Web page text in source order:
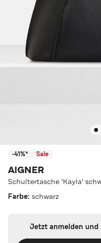
-41%* Sale
AIGNER
Schultertasche 'Kayla'
Farbe: schwarz
Jetzt anmelden und